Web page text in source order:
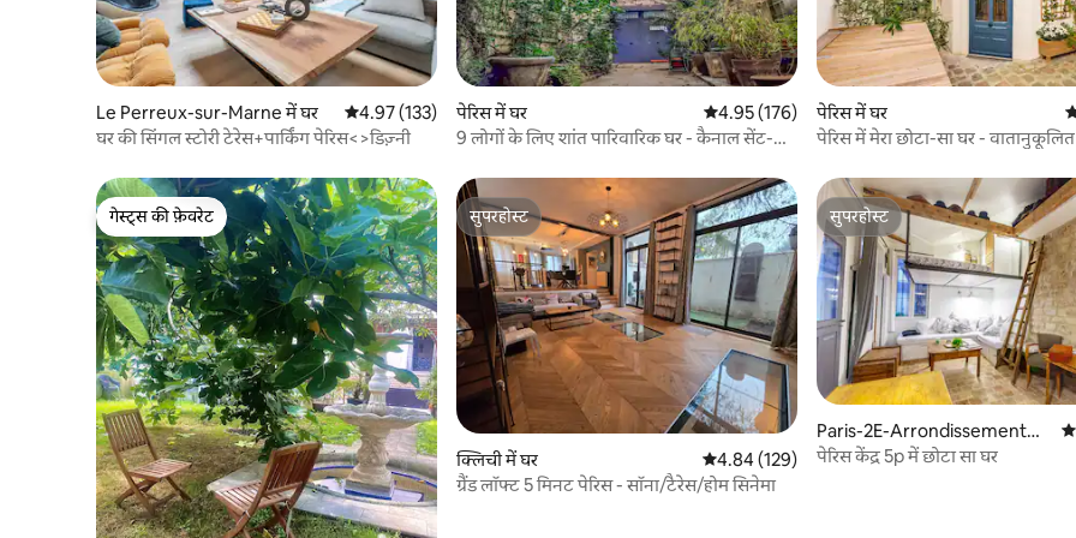
Le Perreux-sur-Marne में घर औसत रेटिंग 5 में से 4.97, 133 समीक्षाएँ
4.97 (133)
घर की सिंगल स्टोरी टेरेस+पार्किंग पेरिस<>डिज़्नी
पेरिस में घर औसत रेटिंग 5 में से 4.95, 176 समीक्षाएँ
4.95 (176)
9 लोगों के लिए शांत पारिवारिक घर - कैनाल सेंट-
पेरिस में घर
पेरिस में मेरा छोटा-सा घर - वातानुकूलित
गेस्ट्स की फ़ेवरेट
गेस्ट्स की फ़ेवरेट
सुपरहोस्ट
सुपरहोस्ट
क्लिची में घर औसत रेटिंग 5 में से 4.84, 129 समीक्षाएँ
4.84 (129)
ग्रैंड लॉफ्ट 5 मिनट पेरिस - सॉना/टैरेस/होम सिनेमा
सुपरहोस्ट
सुपरहोस्ट
Paris-2E-Arrondissement
में घर
पेरिस केंद्र 5p में छोटा सा घर